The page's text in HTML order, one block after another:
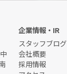
お客様企業情報・IR
スタッフブログ
会社概要
採用情報